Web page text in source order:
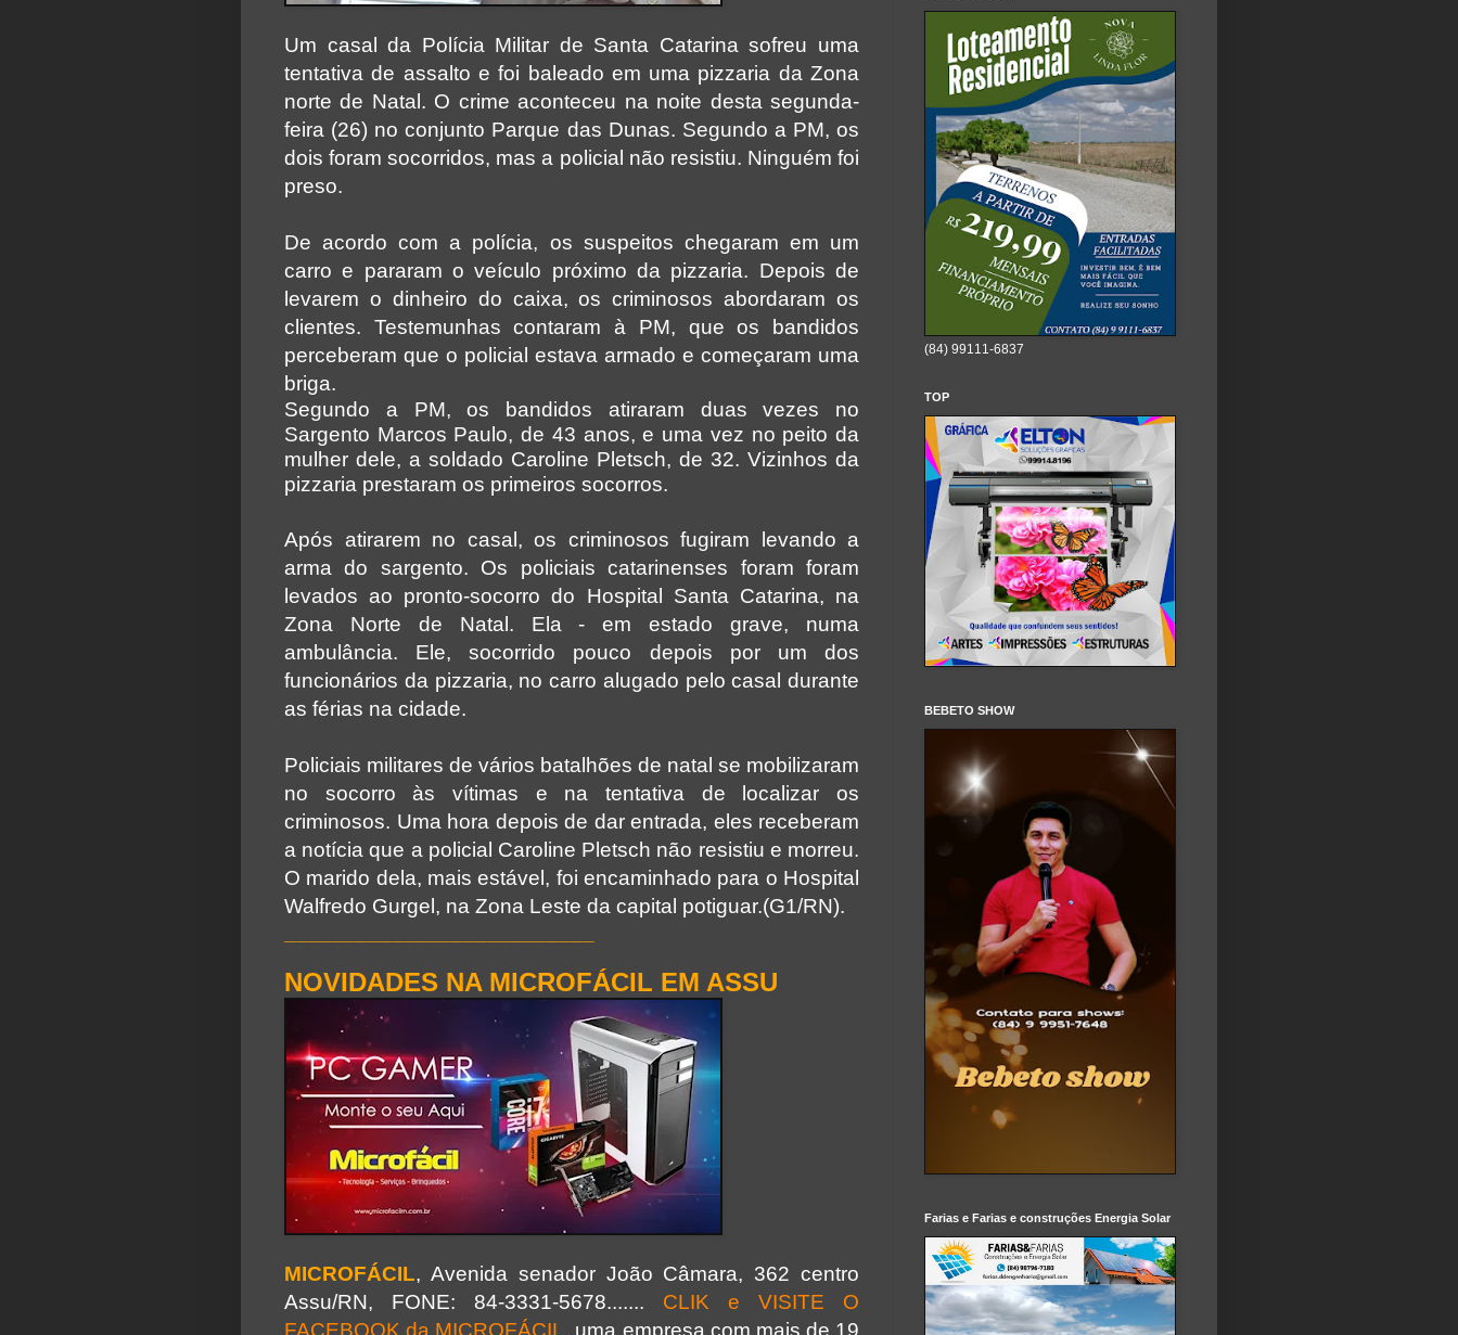
Um casal da Polícia Militar de Santa Catarina sofreu uma
tentativa de assalto e foi baleado em uma pizzaria da Zona
norte de Natal. O crime aconteceu na noite desta segunda-
feira (26) no conjunto Parque das Dunas. Segundo a PM, os
dois foram socorridos, mas a policial não resistiu. Ninguém foi
preso.
De acordo com a polícia, os suspeitos chegaram em um
carro e pararam o veículo próximo da pizzaria. Depois de
levarem o dinheiro do caixa, os criminosos abordaram os
clientes. Testemunhas contaram à PM, que os bandidos
perceberam que o policial estava armado e começaram uma
briga.
Segundo a PM, os bandidos atiraram duas vezes no
Sargento Marcos Paulo, de 43 anos, e uma vez no peito da
mulher dele, a soldado Caroline Pletsch, de 32. Vizinhos da
pizzaria prestaram os primeiros socorros.
Após atirarem no casal, os criminosos fugiram levando a
arma do sargento. Os policiais catarinenses foram foram
levados ao pronto-socorro do Hospital Santa Catarina, na
Zona Norte de Natal. Ela - em estado grave, numa
ambulância. Ele, socorrido pouco depois por um dos
funcionários da pizzaria, no carro alugado pelo casal durante
as férias na cidade.
Policiais militares de vários batalhões de natal se mobilizaram
no socorro às vítimas e na tentativa de localizar os
criminosos. Uma hora depois de dar entrada, eles receberam
a notícia que a policial Caroline Pletsch não resistiu e morreu.
O marido dela, mais estável, foi encaminhado para o Hospital
Walfredo Gurgel, na Zona Leste da capital potiguar.(G1/RN).
NOVIDADES NA MICROFÁCIL EM ASSU
MICROFÁCIL, Avenida senador João Câmara, 362 centro
Assu/RN, FONE: 84-3331-5678....... CLIK e VISITE O
FACEBOOK da MICROFÁCIL, uma empresa com mais de 19
(84) 99111-6837
TOP
BEBETO SHOW
Farias e Farias e construções Energia Solar